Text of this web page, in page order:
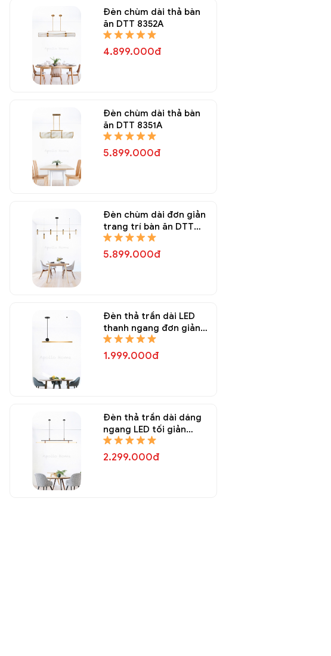
Đèn chùm dài thả bàn
ăn DTT 8352A
4.899.000đ
Đèn chùm dài thả bàn
ăn DTT 8351A
5.899.000đ
Đèn chùm dài đơn giản
trang trí bàn ăn DTT
8347A
5.899.000đ
Đèn thả trần dài LED
thanh ngang đơn giản
trang trí bàn ăn DTT
8345A
1.999.000đ
Đèn thả trần dài dáng
ngang LED tối giản
trang trí bàn ăn DTT
8344A
2.299.000đ